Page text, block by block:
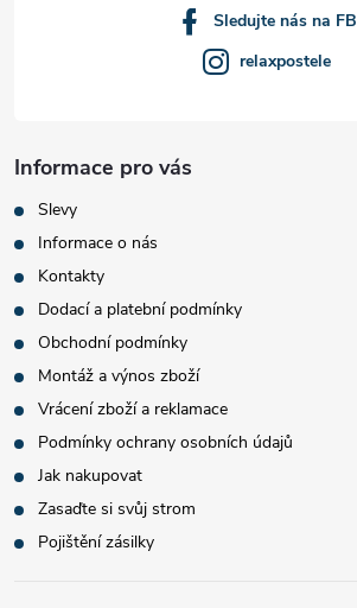
Sledujte nás na FB
relaxpostele
Informace pro vás
Slevy
Informace o nás
Kontakty
Dodací a platební podmínky
Obchodní podmínky
Montáž a výnos zboží
Vrácení zboží a reklamace
Podmínky ochrany osobních údajů
Jak nakupovat
Zasaďte si svůj strom
Pojištění zásilky